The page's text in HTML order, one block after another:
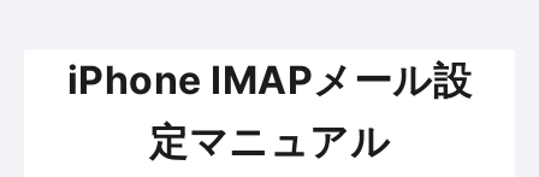
iPhone IMAPメール設
定マニュアル